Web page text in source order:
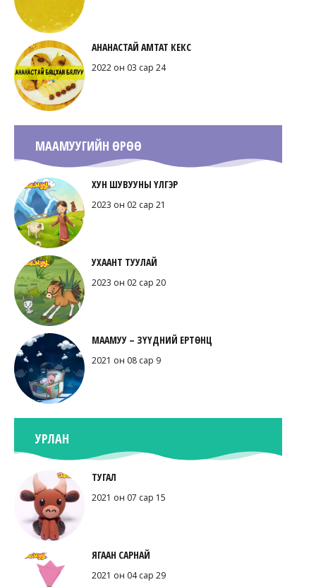
АНАНАСТАЙ АМТАТ КЕКС
2022 он 03 сар 24
МААМУУГИЙН ӨРӨӨ
ХУН ШУВУУНЫ ҮЛГЭР
2023 он 02 сар 21
УХААНТ ТУУЛАЙ
2023 он 02 сар 20
МААМУУ – ЗҮҮДНИЙ ЕРТӨНЦ
2021 он 08 сар 9
УРЛАН
ТУГАЛ
2021 он 07 сар 15
ЯГААН САРНАЙ
2021 он 04 сар 29